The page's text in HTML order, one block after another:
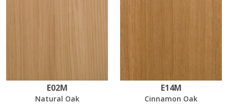
E02M
Natural Oak
E14M
Cinnamon Oak